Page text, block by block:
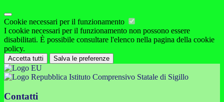
Cookie necessari per il funzionamento
I cookie necessari per il funzionamento non possono essere
disabilitati. È possibile consultare l'elenco nella pagina della cookie
policy.
Accetta tutti Salva le preferenze
Istituto Comprensivo Statale di Sigillo
Contatti